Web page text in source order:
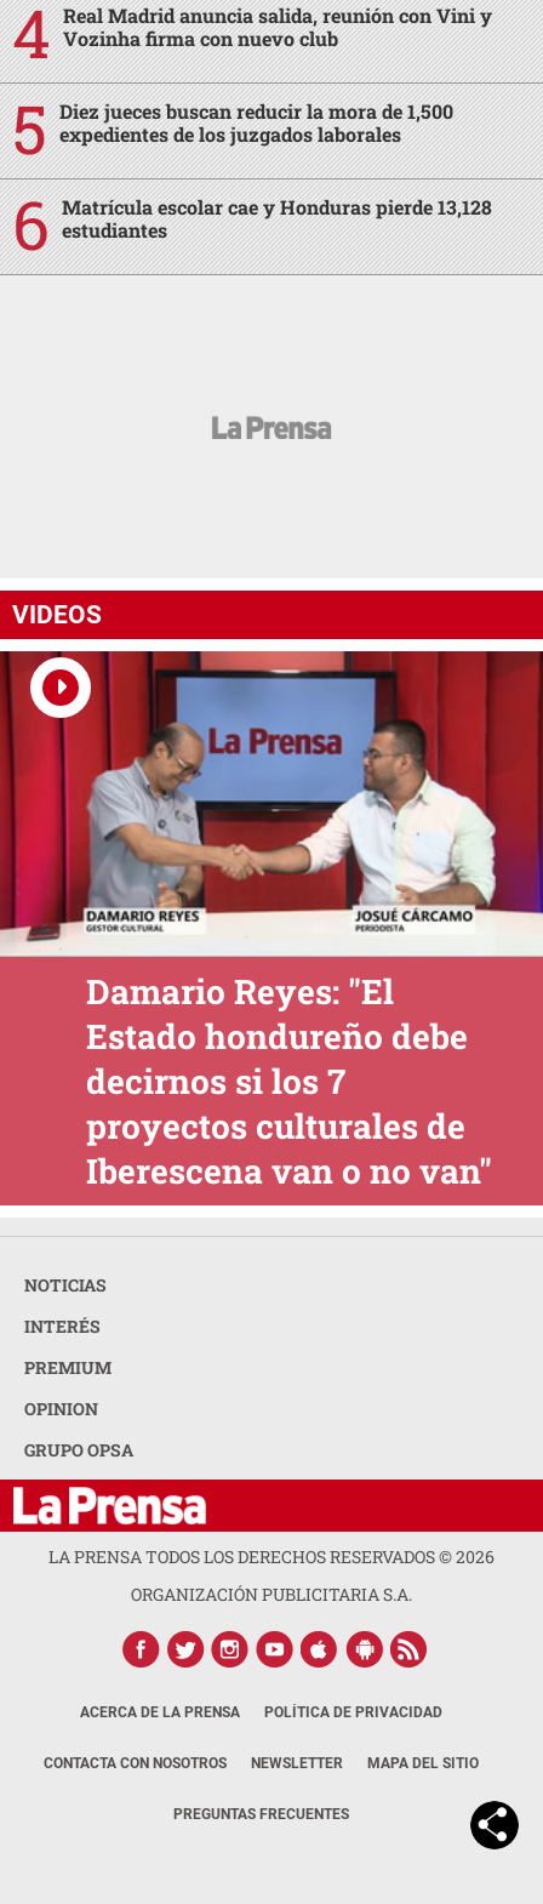
Real Madrid anuncia salida, reunión con Vini y
Vozinha firma con nuevo club
Diez jueces buscan reducir la mora de 1,500
expedientes de los juzgados laborales
Matrícula escolar cae y Honduras pierde 13,128
estudiantes
VIDEOS
Damario Reyes: "El
Estado hondureño debe
decirnos si los 7
proyectos culturales de
Iberescena van o no van"
NOTICIAS
INTERÉS
PREMIUM
OPINION
GRUPO OPSA
LA PRENSA TODOS LOS DERECHOS RESERVADOS ©2026
ORGANIZACIÓN PUBLICITARIA S.A.
ACERCA DE LA PRENSA POLÍTICA DE PRIVACIDAD
CONTACTA CON NOSOTROS NEWSLETTER MAPA DEL SITIO
PREGUNTAS FRECUENTES